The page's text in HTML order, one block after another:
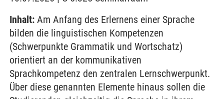
Inhalt: Am Anfang des Erlernens einer Sprache
bilden die linguistischen Kompetenzen
(Schwerpunkte Grammatik und Wortschatz)
orientiert an der kommunikativen
Sprachkompetenz den zentralen Lernschwerpunkt.
Über diese genannten Elemente hinaus sollen die